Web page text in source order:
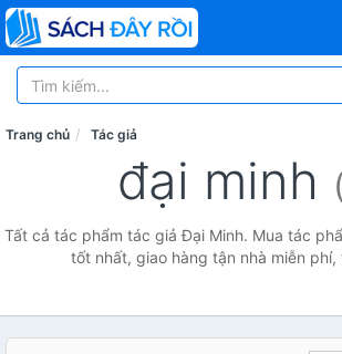
Trang chủ Tác giả
đại minh
Tất cả tác phẩm tác giả Đại Minh. Mua tác
tốt nhất, giao hàng tận nhà miễn phí,